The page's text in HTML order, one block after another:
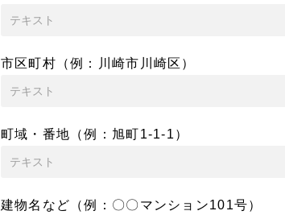
市区町村（例：川崎市川崎区）
町域・番地（例：旭町1-1-1）
建物名など（例：〇〇マンション101号）